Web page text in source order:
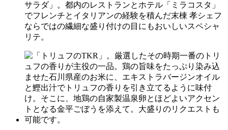
サラダ」。都内のレストランとホテル「ミラコスタ」
でフレンチとイタリアンの経験を積んだ末棟 孝シェフ
ならではの繊細な盛り付けの目にもおいしいスペシャ
リテ。